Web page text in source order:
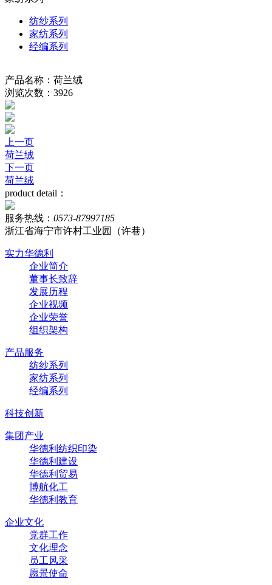
纺纱系列
家纺系列
经编系列
产品名称：荷兰绒
浏览次数：3926
上一页
荷兰绒
下一页
荷兰绒
product detail：
服务热线： 0573-87997185
浙江省海宁市许村工业园（许巷）
实力华德利
企业简介
董事长致辞
发展历程
企业视频
企业荣誉
组织架构
产品服务
纺纱系列
家纺系列
经编系列
科技创新
集团产业
华德利纺织印染
华德利建设
华德利贸易
博航化工
华德利教育
企业文化
党群工作
文化理念
员工风采
愿景使命